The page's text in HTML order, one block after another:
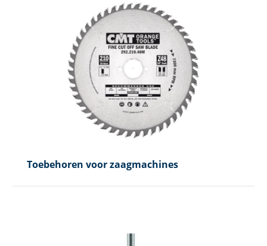
Toebehoren voor zaagmachines